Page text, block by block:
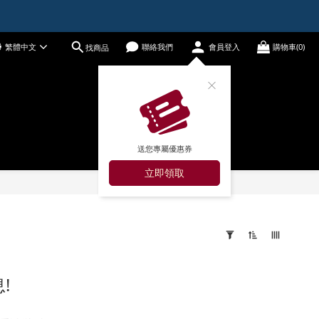
繁體中文 找商品 聯絡我們 會員登入
送您專屬優惠券
立即領取
購物車(0)
!